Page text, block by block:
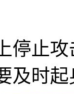
停止攻
及时